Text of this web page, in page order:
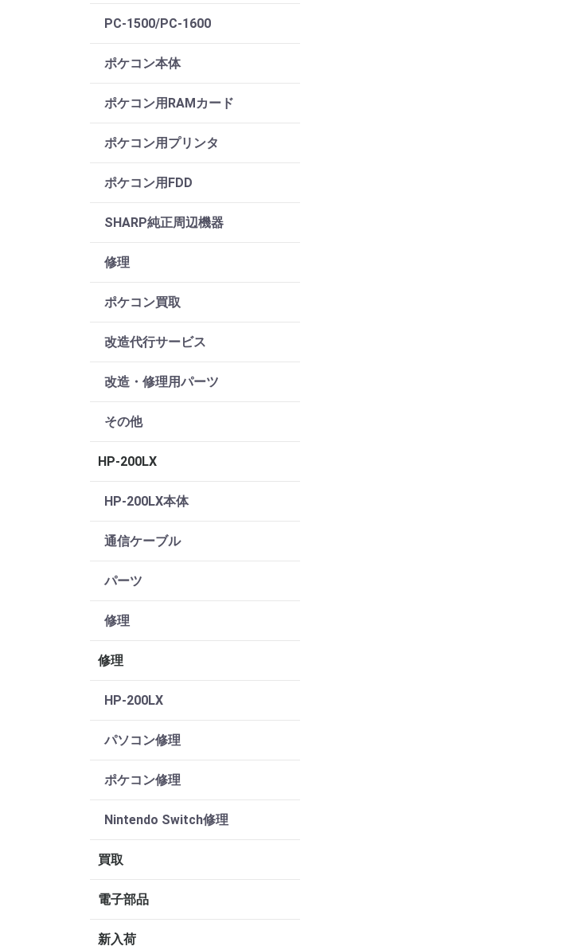
PC-1500/PC-1600
ポケコン本体
ポケコン用RAMカード
ポケコン用プリンタ
ポケコン用FDD
SHARP純正周辺機器
修理
ポケコン買取
改造代行サービス
改造・修理用パーツ
その他
HP-200LX
HP-200LX本体
通信ケーブル
パーツ
修理
修理
HP-200LX
パソコン修理
ポケコン修理
Nintendo Switch修理
買取
電子部品
新入荷